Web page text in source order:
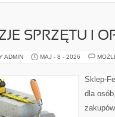
SPRZĘTU I
ADMIN MAJ - 8 - 2026
Sklep-
dla